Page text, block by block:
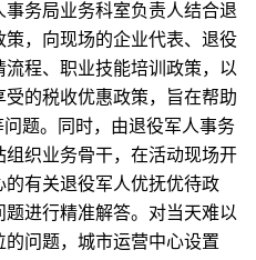
务局业务科室负责人结合退
，向现场的企业代表、退役
程、职业技能培训政策，以
的税收优惠政策，旨在帮助
题。同时，由退役军人事务
织业务骨干，在活动现场开
有关退役军人优抚优待政
进行精准解答。对当天难以
问题，城市运营中心设置